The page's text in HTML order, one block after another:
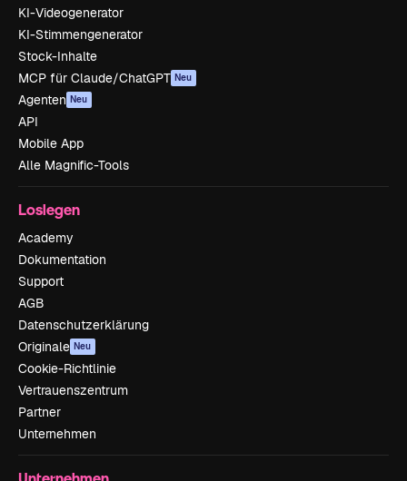
KI-Videogenerator
KI-Stimmengenerator
Stock-Inhalte
MCP für Claude/ChatGPT Neu
Agenten Neu
API
Mobile App
Alle Magnific-Tools
Loslegen
Academy
Dokumentation
Support
AGB
Datenschutzerklärung
Originale Neu
Cookie-Richtlinie
Vertrauenszentrum
Partner
Unternehmen